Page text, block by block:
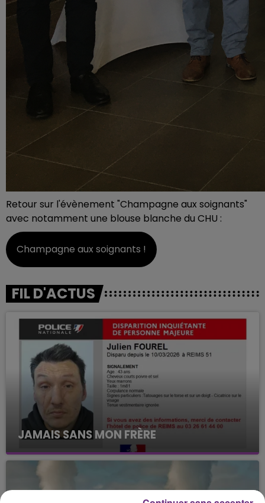
Retour sur l'évènement "Champagne aux soignants"
avec notamment une blouse blanche du CHU :
Champagne aux soignants !
FIL D'ACTUS
JAMAIS SANS MON FRÈRE
Julien Fourel n'a plus donné signé de vie depuis 5
mois. Sa sœur poursuit ses recherches pour le
retrouver.